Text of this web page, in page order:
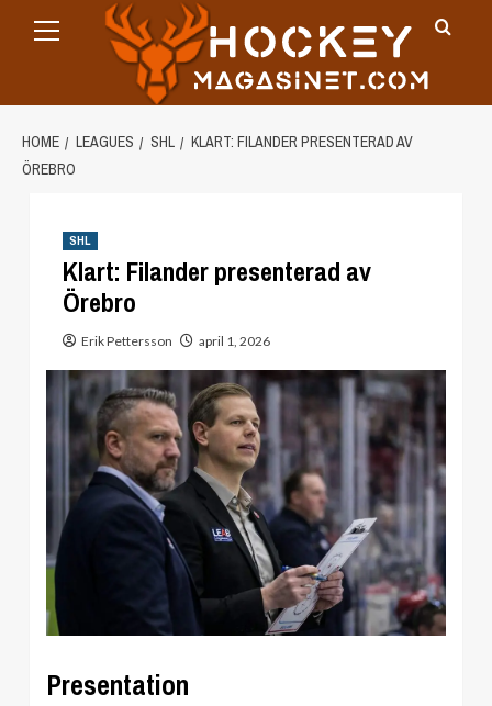
Menu
HOME LEAGUES SHL
KLART: FILANDER PRESENTERAD AV
ÖREBRO
SHL
Klart: Filander presenterad av
Örebro
Erik Pettersson april 1, 2026
Presentation